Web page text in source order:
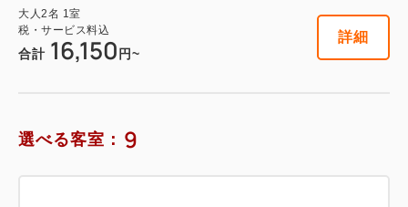
大人2名1室
税・サービス料込
24,000
大人2名 1室
税・サービス料込
合計 16,150 円~
詳細
選べる客室： 9